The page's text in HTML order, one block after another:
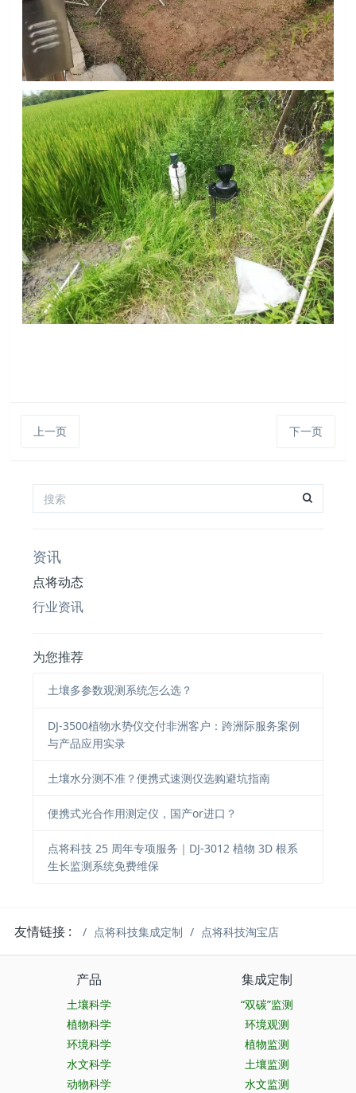
上一页 下一页
资讯
点将动态
行业资讯
为您推荐
土壤多参数观测系统怎么选？
DJ-3500植物水势仪交付非洲客户：跨洲际服务案例
与产品应用实录
土壤水分测不准？便携式速测仪选购避坑指南
便携式光合作用测定仪，国产or进口？
点将科技 25 周年专项服务｜DJ-3012 植物 3D 根系
生长监测系统免费维保
友情链接 : 点将科技集成定制 点将科技淘宝店
产品
土壤科学
植物科学
环境科学
水文科学
动物科学
集成定制
“双碳”监测
环境观测
植物监测
土壤监测
水文监测